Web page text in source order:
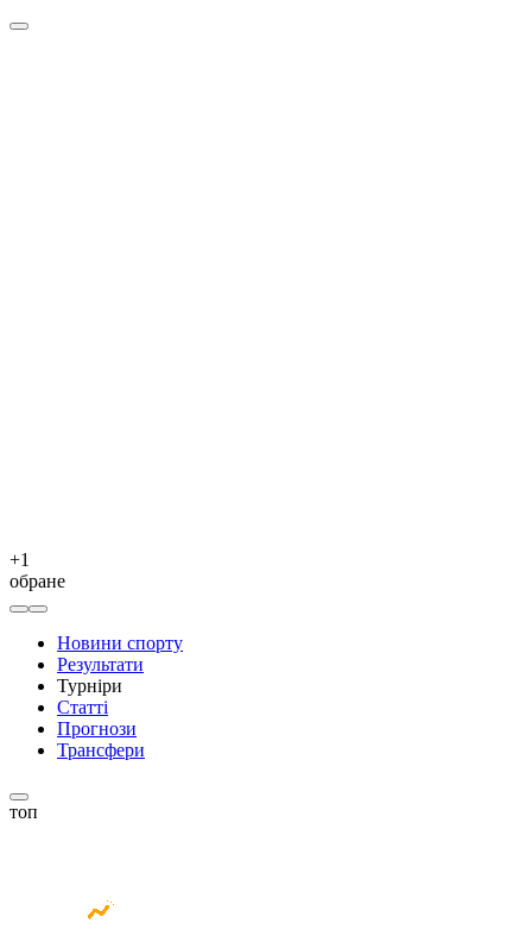
+1
обране
Новини спорту
Результати
Турніри
Статті
Прогнози
Трансфери
топ